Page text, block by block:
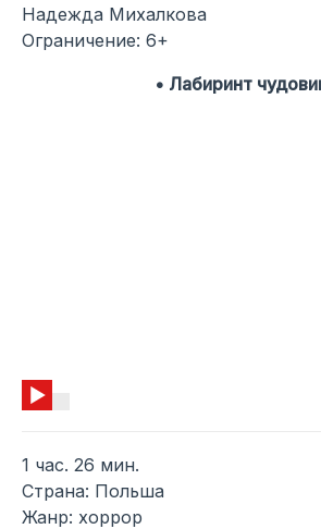
Надежда Михалкова
Ограничение: 6+
• Лабиринт
1 час. 26 мин.
Страна: Польша
Жанр: хоррор